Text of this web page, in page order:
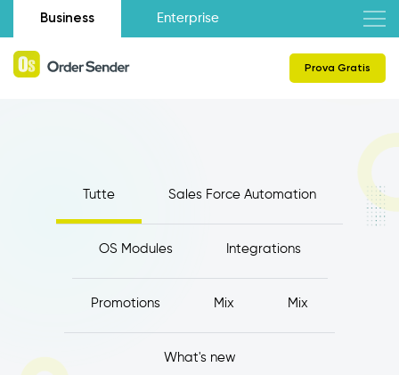
Business Enterprise
Prova Gratis
Tutte Sales Force Automation
OS Modules Integrations
Promotions Mix Mix
What's new